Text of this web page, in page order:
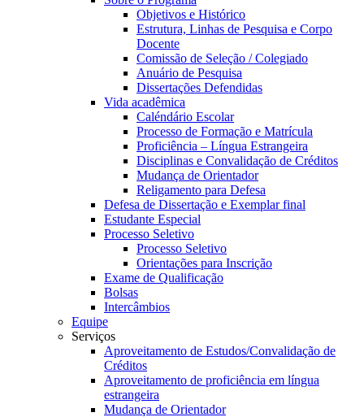
Objetivos e Histórico
Estrutura, Linhas de Pesquisa e Corpo
Docente
Comissão de Seleção / Colegiado
Anuário de Pesquisa
Dissertações Defendidas
Vida acadêmica
Caléndário Escolar
Processo de Formação e Matrícula
Proficiência – Língua Estrangeira
Disciplinas e Convalidação de Créditos
Mudança de Orientador
Religamento para Defesa
Defesa de Dissertação e Exemplar final
Estudante Especial
Processo Seletivo
Processo Seletivo
Orientações para Inscrição
Exame de Qualificação
Bolsas
Intercâmbios
Equipe
Serviços
Aproveitamento de Estudos/Convalidação de
Créditos
Aproveitamento de proficiência em língua
estrangeira
Mudança de Orientador